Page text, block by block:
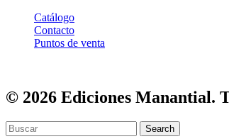
Catálogo
Contacto
Puntos de venta
© 2026 Ediciones Manantial.
Search